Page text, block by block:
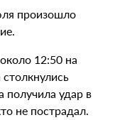
произошло
12:50 на
получила удар в
не пострадал.